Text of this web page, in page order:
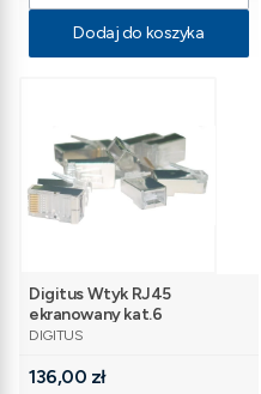
Dodaj do koszyka
Digitus Wtyk RJ45
ekranowany kat.6
uniwersalny drut/linka 8P8C
PRODUCENT
DIGITUS
Cena
136,00 zł